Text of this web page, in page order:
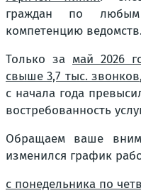
граждан по
компетенцию ведомств.
Только за май 2026
свыше 3,7 тыс. звонков
с начала года
востребованность
Обращаем ваше
изменился график
с понедельника по